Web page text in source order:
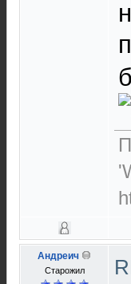
Андреич
Старожил